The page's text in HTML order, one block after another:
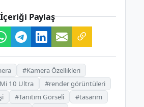
Paylaş
#Kamera Özellikleri
10 Ultra
#render görüntüleri
#Tanıtım Görseli
#tasarım